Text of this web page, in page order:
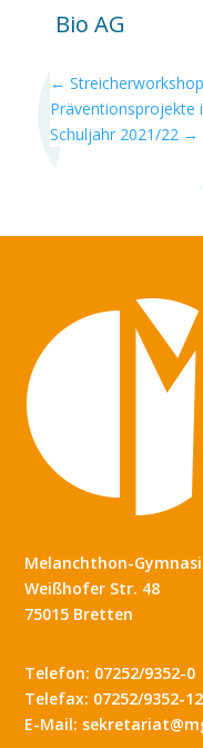
Bio AG
←
Präventionsprojekte
Schuljahr 2021/22 →
Melanchthon-
Weißhofer Str. 48
75015 Bretten
Telefon: 07252/9352-0
Telefax: 07252/9352-12
E-Mail: